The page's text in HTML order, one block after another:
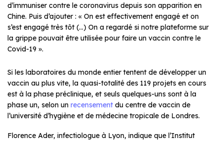
d’immuniser contre le coronavirus depuis son apparition en
Chine. Puis d’ajouter : « On est effectivement engagé et on
s’est engagé très tôt (…) On a regardé si notre plateforme sur
la grippe pouvait être utilisée pour faire un vaccin contre le
Covid-19 ».
Si les laboratoires du monde entier tentent de développer un
vaccin au plus vite, la quasi-totalité des 119 projets en cours
est à la phase préclinique, et seuls quelques-uns sont à la
phase un, selon un recensement du centre de vaccin de
l’université d’hygiène et de médecine tropicale de Londres.
Florence Ader, infectiologue à Lyon, indique que l’Institut